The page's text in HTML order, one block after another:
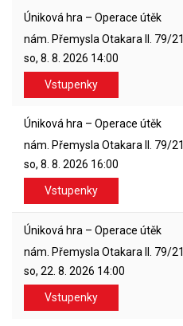
Úniková hra – Operace útěk
nám. Přemysla Otakara II. 79/
so, 8. 8. 2026 14:00
Vstupenky
Úniková hra – Operace útěk
nám. Přemysla Otakara II. 79/
so, 8. 8. 2026 16:00
Vstupenky
Úniková hra – Operace útěk
nám. Přemysla Otakara II. 79/
so, 22. 8. 2026 14:00
Vstupenky